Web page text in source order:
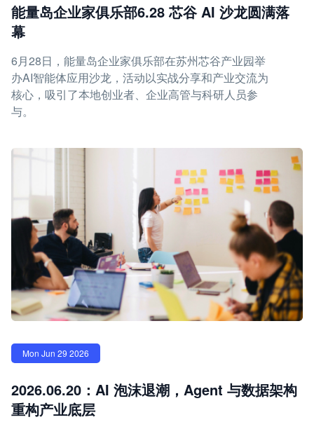
能量岛企业家俱乐部6.28 芯谷 AI 沙龙圆满落
幕
6月28日，能量岛企业家俱乐部在苏州芯谷产业园举
办AI智能体应用沙龙，活动以实战分享和产业交流为
核心，吸引了本地创业者、企业高管与科研人员参
与。
Mon Jun 29 2026
2026.06.20：AI 泡沫退潮，Agent 与数据架构
重构产业底层